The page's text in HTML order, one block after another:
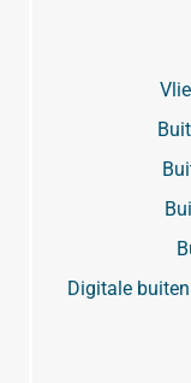
Digitale